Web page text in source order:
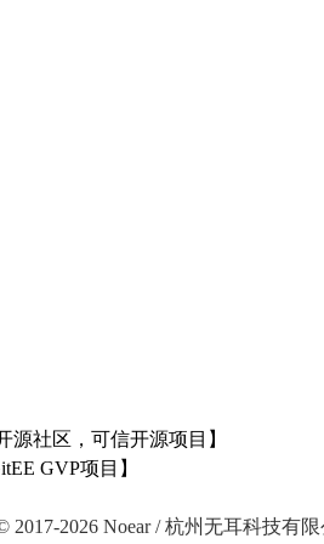
源社区，可信开源项目】
GVP项目】
2017-2026 Noear / 杭州无耳科技有